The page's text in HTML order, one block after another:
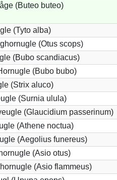
(Buteo buteo)
(Tyto alba)
(Otus scops)
(Bubo scandiacus)
(Bubo bubo)
(Strix aluco)
(Surnia ulula)
(Glaucidium passerinum)
(Athene noctua)
(Aegolius funereus)
(Asio otus)
(Asio flammeus)